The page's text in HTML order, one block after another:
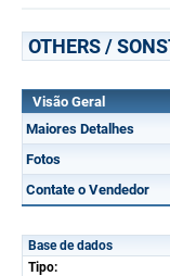
OTHERS /
Visão Geral
Maiores Detalhes
Fotos
Contate o Vendedor
Base de dados
Tipo: